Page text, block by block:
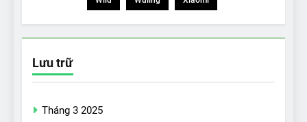
Lưu trữ
Tháng 3 2025